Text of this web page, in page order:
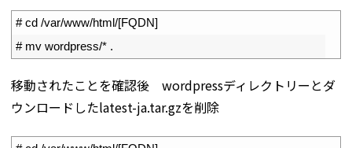
# cd /var/www/html/[FQDN]
# mv wordpress/* .
移動されたことを確認後 wordpressディレクトリーとダ
ウンロードしたlatest-ja.tar.gzを削除